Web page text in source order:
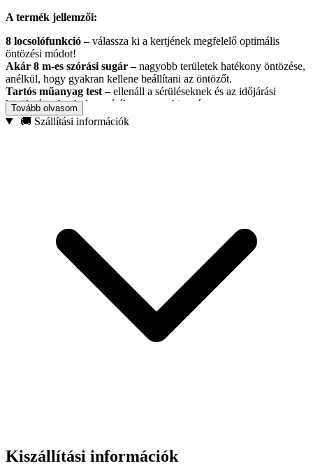
A termék jellemzői:
8 locsolófunkció –válassza ki a kertjének megfelelő optimális
öntözési módot!
Akár 8 m-es szórási sugár –nagyobb területek hatékony öntözése,
anélkül, hogy gyakran kellene beállítani az öntözőt.
Tartós műanyag test –ellenáll a sérüléseknek és az időjárási
körülményeknek, hosszú élettartamot biztosít.
Főbb jellemzők:
Tovább olvasom
🚚 Szállítási információk
Kiszállítási információk